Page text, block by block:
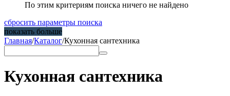
По этим критериям поиска ничего не найдено
сбросить параметры поиска
показать больше
Главная/Каталог/Кухонная сантехника
Кухонная сантехника